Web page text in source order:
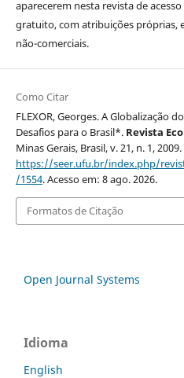
aparecerem nesta revista de
gratuito, com atribuições próprias,
não-comerciais.
Como Citar
FLEXOR, Georges. A Globalização
Desafios para o Brasil*. Revista
Minas Gerais, Brasil, v. 21, n. 1,
https://seer.ufu.br/index.php/
/1554. Acesso em: 8 ago. 2026.
Formatos de Citação
Open Journal Systems
Idioma
English